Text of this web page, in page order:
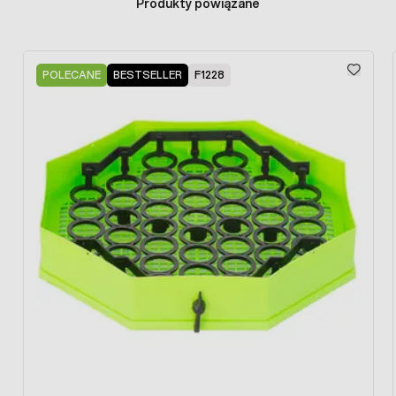
Inkubator Lumia 16 Borotto – główne cechy:
Dobrze rozplanowana przestrzeń wewnątrz
komory lęgowej,
Uniwersalne koszyczki do jaj, dzięki którym
można inkubować różne gatunki jaj, bez
konieczności wymiany tacy. Jaja ułożone są w
pozycji pionowej.
Automatyczny obrót jajpod różnym kątem, co
Produkty powiązane
POLECANE BESTSELLER F1228